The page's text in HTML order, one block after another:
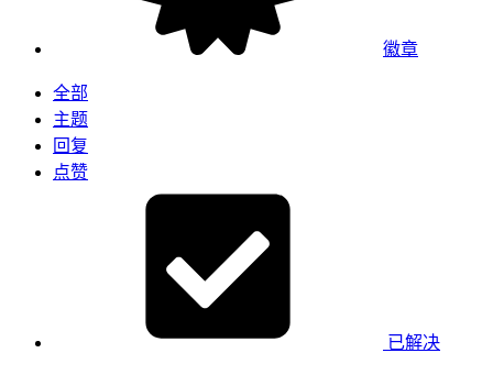
徽章
全部
主题
回复
点赞
已解决